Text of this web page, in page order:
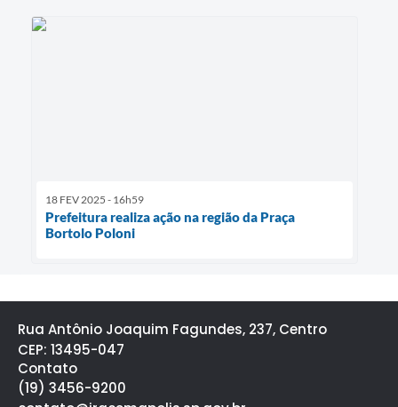
18 FEV 2025 - 16h59
Prefeitura realiza ação na região da Praça
Bortolo Poloni
Rua Antônio Joaquim Fagundes, 237, Centro
CEP: 13495-047
Contato
(19) 3456-9200